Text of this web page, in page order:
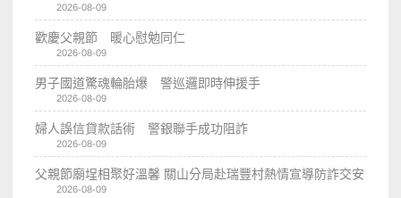
2026-08-09
歡慶父親節 暖心慰勉同仁
2026-08-09
男子國道驚魂輪胎爆 警巡邏即時伸援手
2026-08-09
婦人誤信貸款話術 警銀聯手成功阻詐
2026-08-09
父親節廟埕相聚好溫馨 關山分局赴瑞豐村熱情宣導防詐交安
2026-08-09